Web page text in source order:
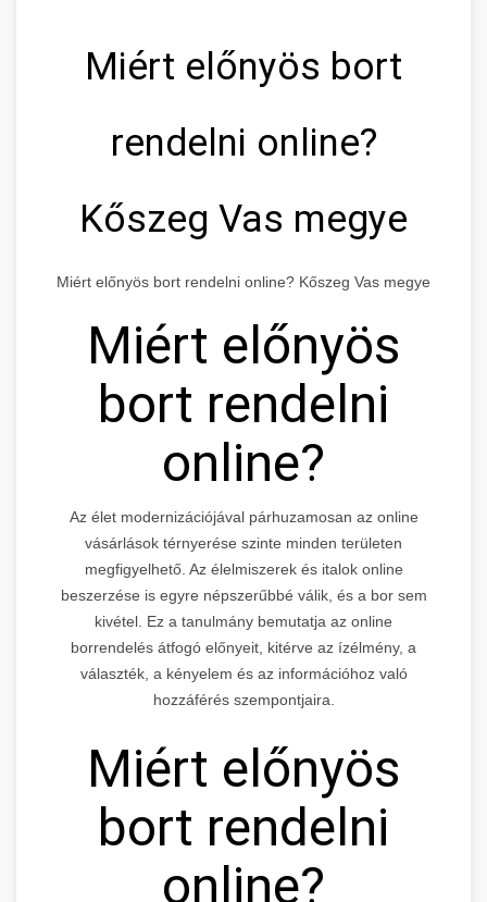
Miért előnyös bort
rendelni online?
Kőszeg Vas megye
Miért előnyös bort rendelni online? Kőszeg Vas megye
Miért előnyös
bort rendelni
online?
Az élet modernizációjával párhuzamosan az online
vásárlások térnyerése szinte minden területen
megfigyelhető. Az élelmiszerek és italok online
beszerzése is egyre népszerűbbé válik, és a bor sem
kivétel. Ez a tanulmány bemutatja az online
borrendelés átfogó előnyeit, kitérve az ízélmény, a
választék, a kényelem és az információhoz való
hozzáférés szempontjaira.
Miért előnyös
bort rendelni
online?